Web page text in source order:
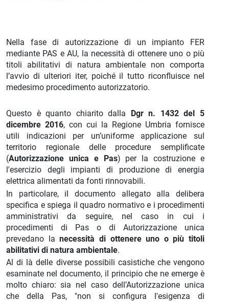
Nella fase di autorizzazione di un impianto FER
mediante PAS e AU, la necessità di ottenere uno o più
titoli abilitativi di natura ambientale non comporta
l’avvio di ulteriori iter, poiché il tutto riconfluisce nel
medesimo procedimento autorizzatorio.
Questo è quanto chiarito dalla
Dgr n. 1432 del 5
dicembre 2016, con cui la Regione Umbria fornisce
utili indicazioni per un’uniforme applicazione sul
territorio regionale delle procedure semplificate
(Autorizzazione unica e Pas) per la costruzione e
l'esercizio degli impianti di produzione di energia
elettrica alimentati da fonti rinnovabili.
In particolare, il documento allegato alla delibera
specifica e spiega il quadro normativo e i procedimenti
amministrativi da seguire, nel caso in cui i
procedimenti di Pas o di Autorizzazione unica
prevedano lanecessità di ottenere uno o più titoli
abilitativi di natura ambientale.
Al di là delle diverse possibili casistiche che vengono
esaminate nel documento, il principio che ne emerge è
molto chiaro: sia nel caso dell’Autorizzazione unica
che della Pas, "non si configura l'esigenza di